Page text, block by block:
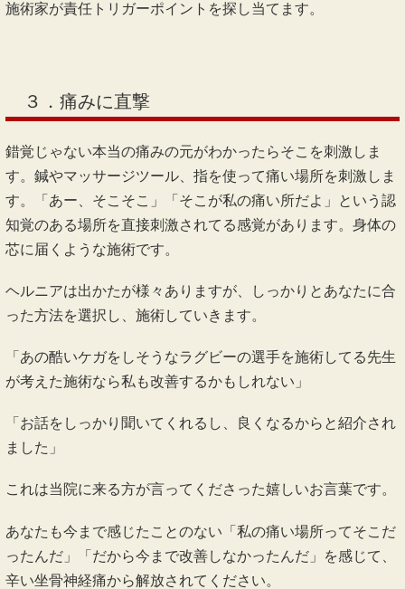
施術家が責任トリガーポイントを探し当てます。
３．痛みに直撃
錯覚じゃない本当の痛みの元がわかったらそこを刺激しま
す。鍼やマッサージツール、指を使って痛い場所を刺激しま
す。「あー、そこそこ」「そこが私の痛い所だよ」という認
知覚のある場所を直接刺激されてる感覚があります。身体の
芯に届くような施術です。
ヘルニアは出かたが様々ありますが、しっかりとあなたに合
った方法を選択し、施術していきます。
「あの酷いケガをしそうなラグビーの選手を施術してる先生
が考えた施術なら私も改善するかもしれない」
「お話をしっかり聞いてくれるし、良くなるからと紹介され
ました」
これは当院に来る方が言ってくださった嬉しいお言葉です。
あなたも今まで感じたことのない「私の痛い場所ってそこだ
ったんだ」「だから今まで改善しなかったんだ」を感じて、
辛い坐骨神経痛から解放されてください。